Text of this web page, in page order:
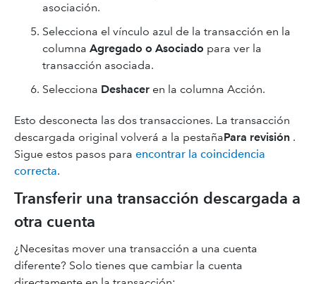
asociación.
Selecciona el vínculo azul de la transacción en la
columna Agregado o Asociado para ver la
transacción asociada.
Selecciona Deshacer en la columna Acción.
Esto desconecta las dos transacciones. La transacción
descargada original volverá a la pestañaPara revisión .
Sigue estos pasos para encontrar la coincidencia
correcta.
Transferir una transacción descargada a
otra cuenta
¿Necesitas mover una transacción a una cuenta
diferente? Solo tienes que cambiar la cuenta